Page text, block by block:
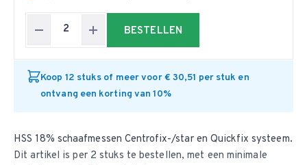
BESTELLEN
Koop 12 stuks of meer voor € 30,51 per stuk en
ontvang een korting van 10%
HSS 18% schaafmessen Centrofix-/star en Quickfix systeem.
Dit artikel is per 2 stuks te bestellen, met een minimale